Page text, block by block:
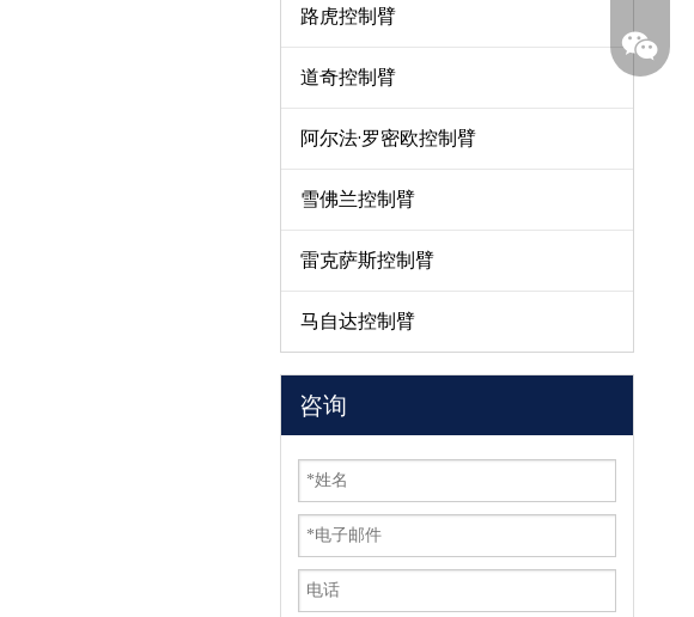
路虎控制臂
道奇控制臂
阿尔法·罗密欧控制臂
雪佛兰控制臂
雷克萨斯控制臂
马自达控制臂
咨询